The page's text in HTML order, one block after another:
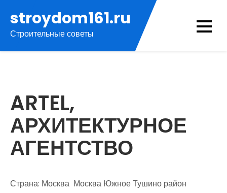
содержимому
stroydom161.ru
Строительные советы
ARTEL,
АРХИТЕКТУРНОЕ
АГЕНТСТВО
Страна: Москва Москва Южное Тушино район